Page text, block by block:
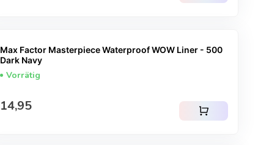
Max Factor Masterpiece Waterproof WOW Liner - 500
Dark Navy
Vorrätig
Regulärer Preis
14,95 shopping_cart